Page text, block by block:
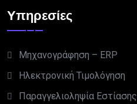
Υπηρεσίες
Μηχανογράφηση – ERP
Ηλεκτρονική Τιμολόγηση
Παραγγελιοληψία Εστίασης